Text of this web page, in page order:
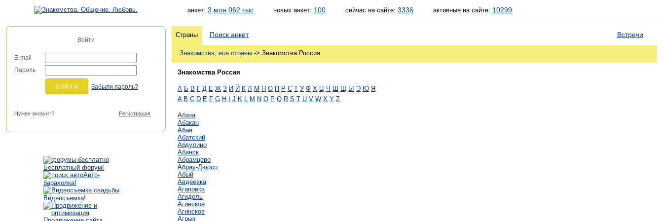
анкет: 3 млн 062 тыс новых анкет: 100 сейчас на сайте: 3336 активные на сайте: 10299
Войти
E-mail
Пароль
Забыли пароль?
Нужен аккаунт? Регистрация
Бесплатный форум!
Авто-
барахолка!
Видеосъемка!
Страны Поиск анкет Встречи
Знакомства, все страны -> Знакомства Россия
Знакомства Россия
А Б В Г Д Е Ж З И Й К Л М Н О П Р С Т У Ф Х Ц Ч Ш Щ Ы Э Ю Я
A B C D E F G H J K L M N O P Q R S T U V W X Y Z
Абаза
Абакан
Абан
Абатский
Абдулино
Абинск
Абрамцево
Абрау-Дюрсо
Абый
Авдеевка
Агаповка
Агидель
Агинское
Агинское
Агрыз